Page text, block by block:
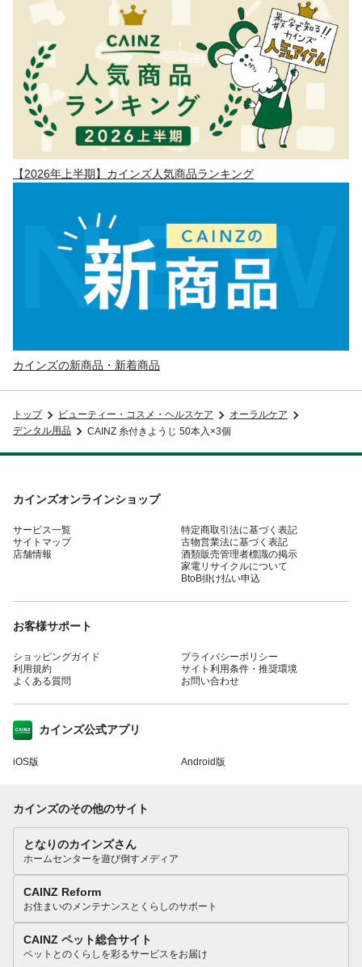
【2026年上半期】カインズ人気商品ランキング
カインズの新商品・新着商品
トップ ビューティー・コスメ・ヘルスケア
オーラルケア
デンタル用品
CAINZ 糸付きようじ 50本入×3個
カインズオンラインショップ
サービス一覧
サイトマップ
店舗情報
特定商取引法に基づく表記
古物営業法に基づく表記
酒類販売管理者標識の掲示
家電リサイクルについて
BtoB掛け払い申込
お客様サポート
ショッピングガイド
利用規約
よくある質問
プライバシーポリシー
サイト利用条件・推奨環境
お問い合わせ
カインズ公式アプリ
iOS版 Android版
カインズのその他のサイト
となりのカインズさん
ホームセンターを遊び倒すメディア
CAINZ Reform
お住まいのメンテナンスとくらしのサポート
CAINZ ペット総合サイト
ペットとのくらしを彩るサービスをお届け